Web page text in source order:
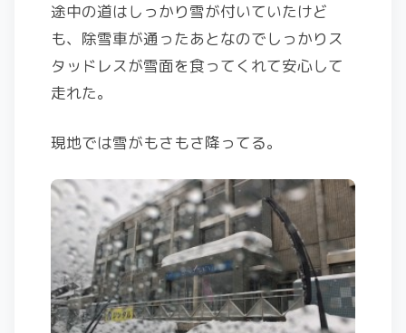
途中の道はしっかり雪が付いていたけど
も、除雪車が通ったあとなのでしっかりス
タッドレスが雪面を食ってくれて安心して
走れた。
現地では雪がもさもさ降ってる。